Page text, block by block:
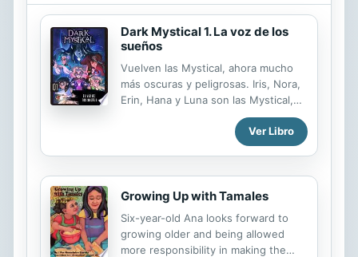
Dark Mystical 1. La voz de los
sueños
Vuelven las Mystical, ahora mucho
más oscuras y peligrosas. Iris, Nora,
Erin, Hana y Luna son las Mystical,
las encargadas de protegernos de
Umbria, el mundo del Caos, donde
habitan los monstruos, las leyendas,
sombra. Uno de ellos quiere tentar a
Luna. Otro quiere vengarse de Erin.
Y todos ellos quieren poder, y harán
cualquier cosa por conseguirlo.
Incluye un póster de las Mystical de
Ver Libro
Growing Up with Tamales
Six-year-old Ana looks forward to
growing older and being allowed
more responsibility in making the